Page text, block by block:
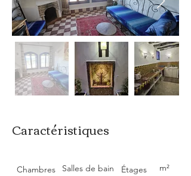
Caractéristiques
Chambres Salles de bain Étages m²